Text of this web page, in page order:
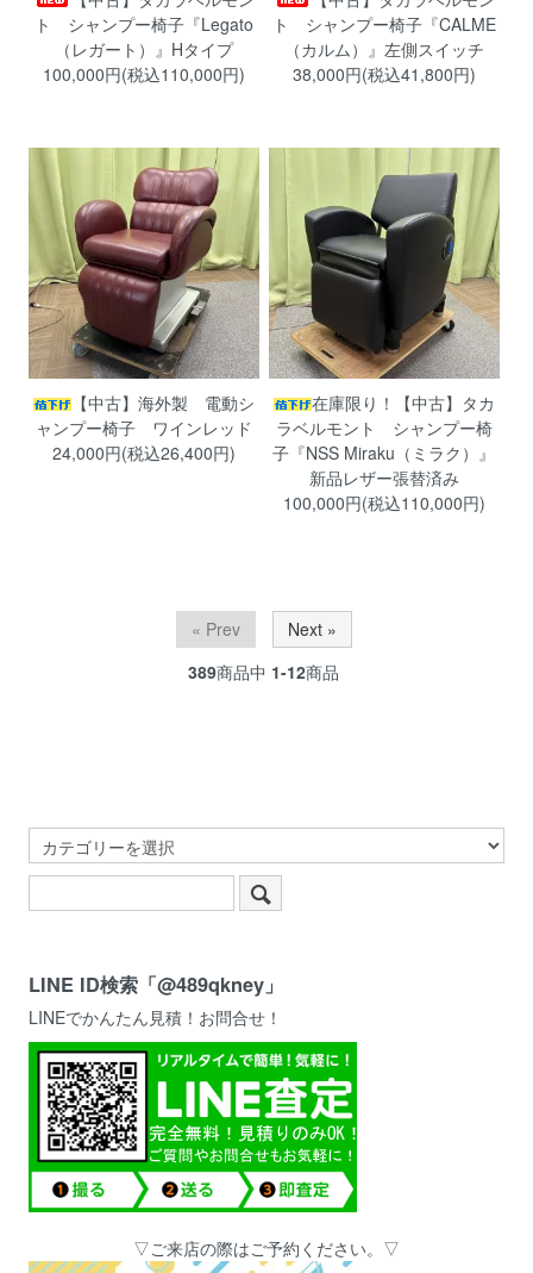
ト シャンプー椅子『Legato
（レガート）』Hタイプ
100,000円(税込110,000円)
ト シャンプー椅子『CALME
（カルム）』左側スイッチ
38,000円(税込41,800円)
【中古】海外製 電動シ
ャンプー椅子 ワインレッド
24,000円(税込26,400円)
在庫限り！【中古】タカ
ラベルモント シャンプー椅
子『NSS Miraku（ミラク）』
新品レザー張替済み
100,000円(税込110,000円)
« Prev
Next »
389商品中 1-12商品
LINE ID検索「@489qkney」
LINEでかんたん見積！お問合せ！
▽ご来店の際はご予約ください。▽